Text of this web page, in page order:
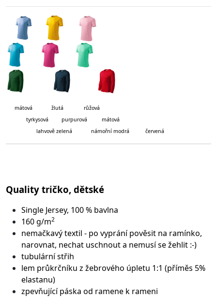
mátová
žlutá růžová
tyrkysová purpurová mátová
lahvově zelená námořní modrá červená
Quality tričko, dětské
Single Jersey, 100 % bavlna
160 g/m2
nemačkavý textil - po vyprání pověsit na ramínko,
narovnat, nechat uschnout a nemusí se žehlit :-)
tubulární střih
lem průkrčníku z žebrového úpletu 1:1 (příměs 5%
elastanu)
zpevňující páska od ramene k rameni